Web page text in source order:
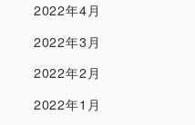
2022年4月
2022年3月
2022年2月
2022年1月